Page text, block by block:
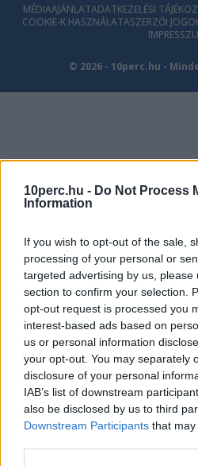
10perc.hu - Do Not Process
Information
If you wish to opt-out of the sale,
processing of your personal or
targeted advertising by us, please
section to confirm your selection.
opt-out request is processed you
interest-based ads based on
us or personal information
your opt-out. You may separately
disclosure of your personal
IAB’s list of downstream
also be disclosed by us to third
Downstream Participants that
MÉDIAAJÁNLATADATKEZELÉSI
COOKIE-K HASZNÁLATASZERZŐI
© 2026 - 10perc.hu -